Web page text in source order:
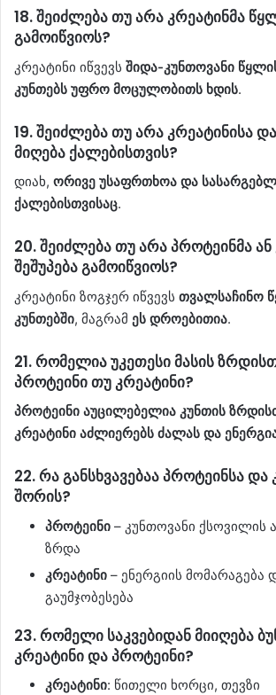
18.შეიძლება თუ არა კრეატინმა
გამოიწვიოს?
კრეატინი იწვევს შიდა-კუნთოვანი
კუნთებს უფრო მოცულობითს ხდის.
19.შეიძლება თუ არა კრეატინისა
მიღება ქალებისთვის?
დიახ, ორივე უსაფრთხოა და
ქალებისთვისაც.
20.შეიძლება თუ არა პროტეინმა ან
შეშუპება გამოიწვიოს?
კრეატინი ზოგჯერ იწვევს თვალსაჩინო
კუნთებში, მაგრამ ეს დროებითია.
21.რომელია უკეთესი მასის
პროტეინი თუ კრეატინი?
პროტეინი აუცილებელია კუნთის
კრეატინი აძლიერებს ძალას და
22.რა განსხვავებაა პროტეინსა და
შორის?
პროტეინი – კუნთოვანი ქსოვილის
ზრდა
კრეატინი – ენერგიის მომარაგება
გაუმჯობესება
23.რომელი საკვებიდან მიიღება
კრეატინი და პროტეინი?
კრეატინი: წითელი ხორცი, თევზი